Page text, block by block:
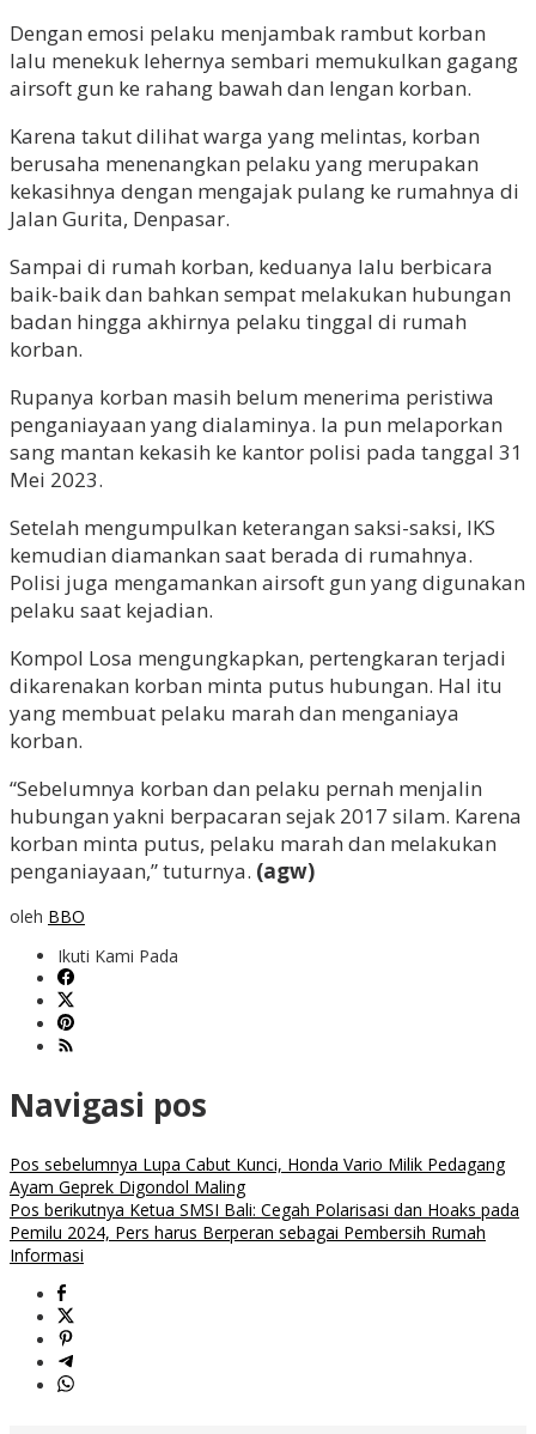
Dengan emosi pelaku menjambak rambut korban
lalu menekuk lehernya sembari memukulkan gagang
airsoft gun ke rahang bawah dan lengan korban.
Karena takut dilihat warga yang melintas, korban
berusaha menenangkan pelaku yang merupakan
kekasihnya dengan mengajak pulang ke rumahnya di
Jalan Gurita, Denpasar.
Sampai di rumah korban, keduanya lalu berbicara
baik-baik dan bahkan sempat melakukan hubungan
badan hingga akhirnya pelaku tinggal di rumah
korban.
Rupanya korban masih belum menerima peristiwa
penganiayaan yang dialaminya. Ia pun melaporkan
sang mantan kekasih ke kantor polisi pada tanggal 31
Mei 2023.
Setelah mengumpulkan keterangan saksi-saksi, IKS
kemudian diamankan saat berada di rumahnya.
Polisi juga mengamankan airsoft gun yang digunakan
pelaku saat kejadian.
Kompol Losa mengungkapkan, pertengkaran terjadi
dikarenakan korban minta putus hubungan. Hal itu
yang membuat pelaku marah dan menganiaya
korban.
“Sebelumnya korban dan pelaku pernah menjalin
hubungan yakni berpacaran sejak 2017 silam. Karena
korban minta putus, pelaku marah dan melakukan
penganiayaan,” tuturnya. (agw)
oleh BBO
Ikuti Kami Pada
Navigasi pos
Pos sebelumnya Lupa Cabut Kunci, Honda Vario Milik Pedagang
Ayam Geprek Digondol Maling
Pos berikutnya Ketua SMSI Bali: Cegah Polarisasi dan Hoaks pada
Pemilu 2024, Pers harus Berperan sebagai Pembersih Rumah
Informasi